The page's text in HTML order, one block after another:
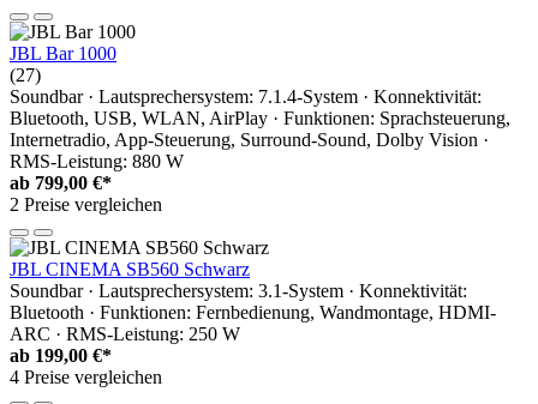
JBL Bar 1000
(27)
Soundbar · Lautsprechersystem: 7.1.4-System · Konnektivität:
Bluetooth, USB, WLAN, AirPlay · Funktionen: Sprachsteuerung,
Internetradio, App-Steuerung, Surround-Sound, Dolby Vision ·
RMS-Leistung: 880 W
ab 799,00 €*
2 Preise vergleichen
JBL CINEMA SB560 Schwarz
Soundbar · Lautsprechersystem: 3.1-System · Konnektivität:
Bluetooth · Funktionen: Fernbedienung, Wandmontage, HDMI-
ARC · RMS-Leistung: 250 W
ab 199,00 €*
4 Preise vergleichen